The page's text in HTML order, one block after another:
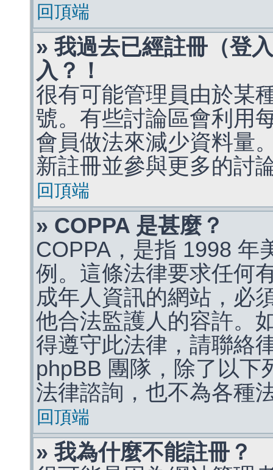
回頂端
» 我過去已經註冊（登
入？！
很有可能管理員由於某
號。有些討論區會利用
會員做法來減少資料量
新註冊並參與更多的討
回頂端
» COPPA 是甚麼？
COPPA，是指 1998 年
例。這條法律要求任何
成年人資訊的網站，必
他合法監護人的容許。
得遵守此法律，請聯絡
phpBB 團隊，除了以下
法律諮詢，也不為各種
回頂端
» 我為什麼不能註冊？